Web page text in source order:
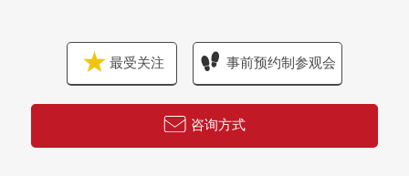
最受关注 事前预约制参观会
咨询方式